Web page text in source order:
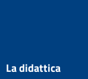
La didattica